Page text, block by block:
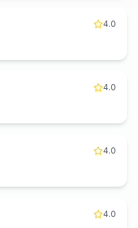
4.0
4.0
4.0
4.0